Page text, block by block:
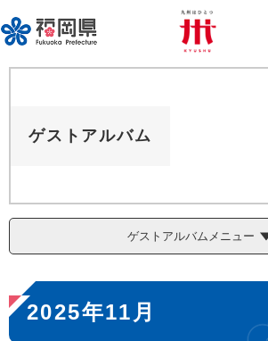
ー
ジ
の
メニューを飛ばして本文へ
ゲストアルバム
ゲストアルバムメニュー
本
文
2025年11月